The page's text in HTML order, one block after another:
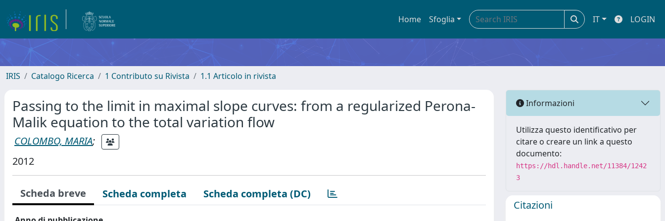
Home Sfoglia IT LOGIN
IRIS Catalogo Ricerca 1 Contributo su Rivista 1.1 Articolo in rivista
Passing to the limit in maximal slope curves: from a regularized Perona-
Malik equation to the total variation flow
COLOMBO, MARIA;
2012
Scheda breve Scheda completa Scheda completa (DC)
Informazioni
Utilizza questo identificativo per
citare o creare un link a questo
documento:
https://hdl.handle.net/11384/1242
3
Citazioni